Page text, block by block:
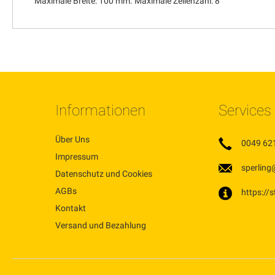
Informationen
Über Uns
Impressum
Datenschutz und Cookies
AGBs
Kontakt
Versand und Bezahlung
Services
0049
https://